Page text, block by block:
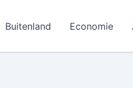
Buitenland Economie